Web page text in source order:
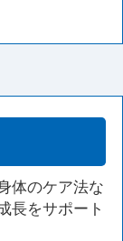
体のケア法な
長をサポート